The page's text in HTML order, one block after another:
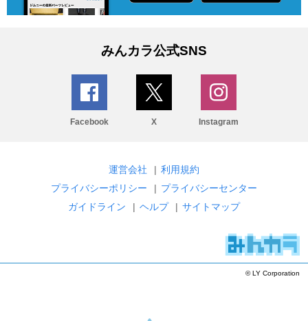
みんカラ公式SNS
Facebook X Instagram
運営会社 | 利用規約
プライバシーポリシー
| プライバシーセンター
ガイドライン
| ヘルプ | サイトマップ
© LY Corporation